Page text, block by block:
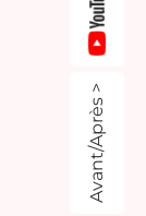
Avant/Après >